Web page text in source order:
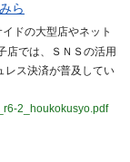
ら
ドの大型店やネット
店では、ＳＮＳの活用
レス決済が普及してい
2_houkokusyo.pdf